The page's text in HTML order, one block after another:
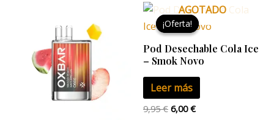
¡Oferta!
AGOTADO
¡Oferta!
Pod Desechable Cola Ice
– Smok Novo
Leer más
9,95€
El
precio
original
era:
9,95 €.
6,00€
El
precio
actual
6,00 €.